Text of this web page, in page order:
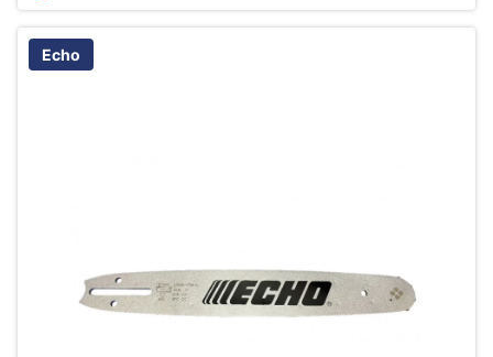
Echo